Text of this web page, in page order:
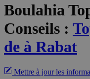
Boulahia
Conseils :
de à Rabat
Mettre à jour les